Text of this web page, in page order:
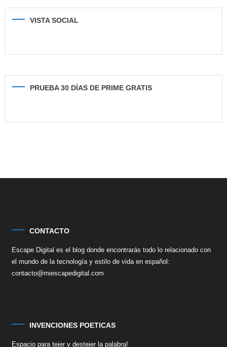
VISTA SOCIAL
PRUEBA 30 DÍAS DE PRIME GRATIS
CONTACTO
Escape Digital es el blog donde encontrarás todo lo relacionado con
el mundo de la tecnología y estilo de vida en español:
contacto@miescapedigital.com
INVENCIONES POETICAS
Espacio para tejer y destejer la palabra!